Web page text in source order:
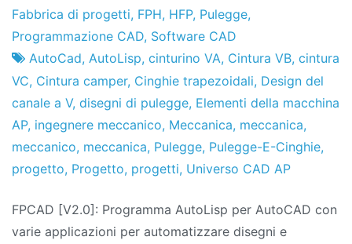
Fabbrica
di
progetti
22
il
luglio
il
2021
Fabbrica di progetti, FPH, HFP, Pulegge,
Programmazione CAD, Software CAD
AutoCad, AutoLisp, cinturino VA, Cintura VB, cintura
VC, Cintura camper, Cinghie trapezoidali, Design del
canale a V, disegni di pulegge, Elementi della macchina
AP, ingegnere meccanico, Meccanica, meccanica,
meccanico, meccanica, Pulegge, Pulegge-E-Cinghie,
progetto, Progetto, progetti, Universo CAD AP
FPCAD [V2.0]: Programma AutoLisp per AutoCAD con
varie applicazioni per automatizzare disegni e